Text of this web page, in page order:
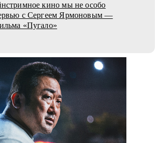
кино мы не особо
с Сергеем Ярмоновым —
«Пугало»